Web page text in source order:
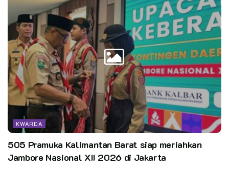
KWARDA
505 Pramuka Kalimantan Barat siap meriahkan
Jambore Nasional XII 2026 di Jakarta